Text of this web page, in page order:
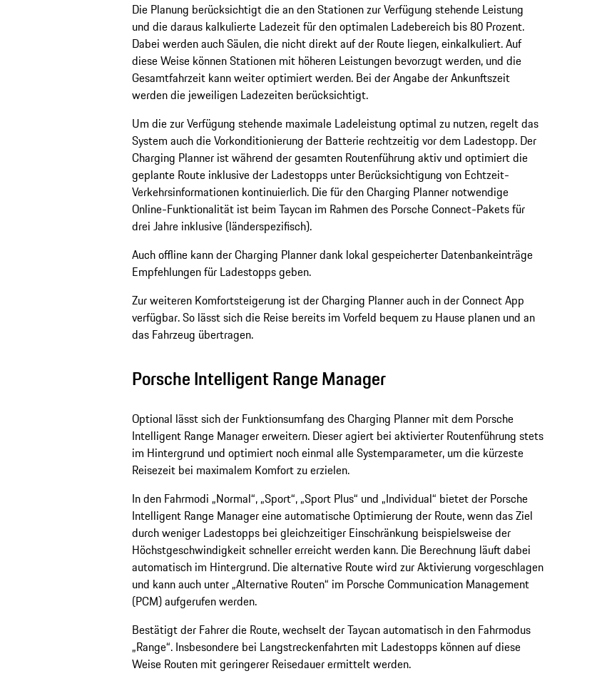
Die Planung berücksichtigt die an den Stationen zur Verfügung stehende Leistung
und die daraus kalkulierte Ladezeit für den optimalen Ladebereich bis 80 Prozent.
Dabei werden auch Säulen, die nicht direkt auf der Route liegen, einkalkuliert. Auf
diese Weise können Stationen mit höheren Leistungen bevorzugt werden, und die
Gesamtfahrzeit kann weiter optimiert werden. Bei der Angabe der Ankunftszeit
werden die jeweiligen Ladezeiten berücksichtigt.
Um die zur Verfügung stehende maximale Ladeleistung optimal zu nutzen, regelt das
System auch die Vorkonditionierung der Batterie rechtzeitig vor dem Ladestopp. Der
Charging Planner ist während der gesamten Routenführung aktiv und optimiert die
geplante Route inklusive der Ladestopps unter Berücksichtigung von Echtzeit-
Verkehrsinformationen kontinuierlich. Die für den Charging Planner notwendige
Online-Funktionalität ist beim Taycan im Rahmen des Porsche Connect-Pakets für
drei Jahre inklusive (länderspezifisch).
Auch offline kann der Charging Planner dank lokal gespeicherter Datenbankeinträge
Empfehlungen für Ladestopps geben.
Zur weiteren Komfortsteigerung ist der Charging Planner auch in der Connect App
verfügbar. So lässt sich die Reise bereits im Vorfeld bequem zu Hause planen und an
das Fahrzeug übertragen.
Porsche Intelligent Range Manager
Optional lässt sich der Funktionsumfang des Charging Planner mit dem Porsche
Intelligent Range Manager erweitern. Dieser agiert bei aktivierter Routenführung stets
im Hintergrund und optimiert noch einmal alle Systemparameter, um die kürzeste
Reisezeit bei maximalem Komfort zu erzielen.
In den Fahrmodi „Normal“, „Sport“, „Sport Plus“ und „Individual“ bietet der Porsche
Intelligent Range Manager eine automatische Optimierung der Route, wenn das Ziel
durch weniger Ladestopps bei gleichzeitiger Einschränkung beispielsweise der
Höchstgeschwindigkeit schneller erreicht werden kann. Die Berechnung läuft dabei
automatisch im Hintergrund. Die alternative Route wird zur Aktivierung vorgeschlagen
und kann auch unter „Alternative Routen“ im Porsche Communication Management
(PCM) aufgerufen werden.
Bestätigt der Fahrer die Route, wechselt der Taycan automatisch in den Fahrmodus
„Range“. Insbesondere bei Langstreckenfahrten mit Ladestopps können auf diese
Weise Routen mit geringerer Reisedauer ermittelt werden.